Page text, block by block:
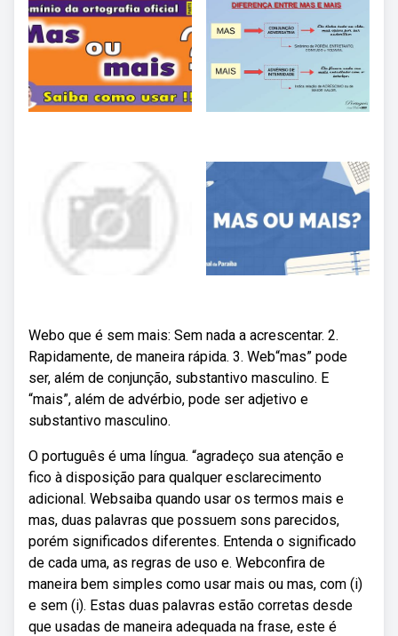
Webo que é sem mais: Sem nada a acrescentar. 2.
Rapidamente, de maneira rápida. 3. Web“mas” pode
ser, além de conjunção, substantivo masculino. E
“mais”, além de advérbio, pode ser adjetivo e
substantivo masculino.
O português é uma língua. “agradeço sua atenção e
fico à disposição para qualquer esclarecimento
adicional. Websaiba quando usar os termos mais e
mas, duas palavras que possuem sons parecidos,
porém significados diferentes. Entenda o significado
de cada uma, as regras de uso e. Webconfira de
maneira bem simples como usar mais ou mas, com (i)
e sem (i). Estas duas palavras estão corretas desde
que usadas de maneira adequada na frase, este é